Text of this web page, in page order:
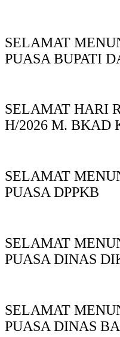
SELAMAT
PUASA BUPATI
SELAMAT HARI
H/2026 M. BKAD
SELAMAT
PUASA DPPKB
SELAMAT
PUASA DINAS
SELAMAT
PUASA DINAS